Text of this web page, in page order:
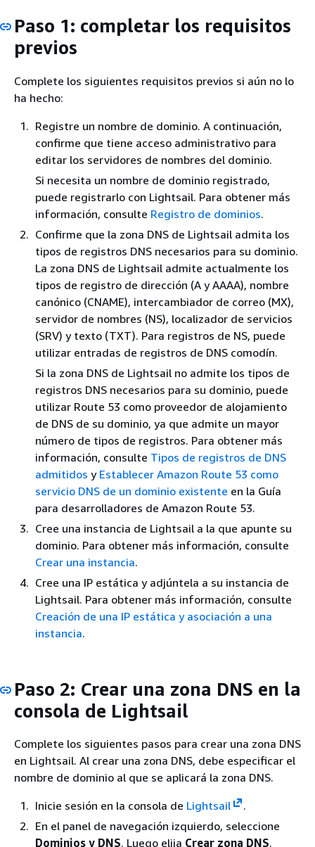
Paso 1: completar los requisitos
previos
Complete los siguientes requisitos previos si aún no lo
ha hecho:
Registre un nombre de dominio. A continuación,
confirme que tiene acceso administrativo para
editar los servidores de nombres del dominio.
Si necesita un nombre de dominio registrado,
puede registrarlo con Lightsail. Para obtener más
información, consulte Registro de dominios.
Confirme que la zona DNS de Lightsail admita los
tipos de registros DNS necesarios para su dominio.
La zona DNS de Lightsail admite actualmente los
tipos de registro de dirección (A y AAAA), nombre
canónico (CNAME), intercambiador de correo (MX),
servidor de nombres (NS), localizador de servicios
(SRV) y texto (TXT). Para registros de NS, puede
utilizar entradas de registros de DNS comodín.
Si la zona DNS de Lightsail no admite los tipos de
registros DNS necesarios para su dominio, puede
utilizar Route 53 como proveedor de alojamiento
de DNS de su dominio, ya que admite un mayor
número de tipos de registros. Para obtener más
información, consulte Tipos de registros de DNS
admitidos y Establecer Amazon Route 53 como
servicio DNS de un dominio existente en la Guía
para desarrolladores de Amazon Route 53.
Cree una instancia de Lightsail a la que apunte su
dominio. Para obtener más información, consulte
Crear una instancia.
Cree una IP estática y adjúntela a su instancia de
Lightsail. Para obtener más información, consulte
Creación de una IP estática y asociación a una
instancia.
Paso 2: Crear una zona DNS en la
consola de Lightsail
Complete los siguientes pasos para crear una zona DNS
en Lightsail. Al crear una zona DNS, debe especificar el
nombre de dominio al que se aplicará la zona DNS.
Inicie sesión en la consola de Lightsail
.
En el panel de navegación izquierdo, seleccione
Dominios y DNS. Luego elija Crear zona DNS.